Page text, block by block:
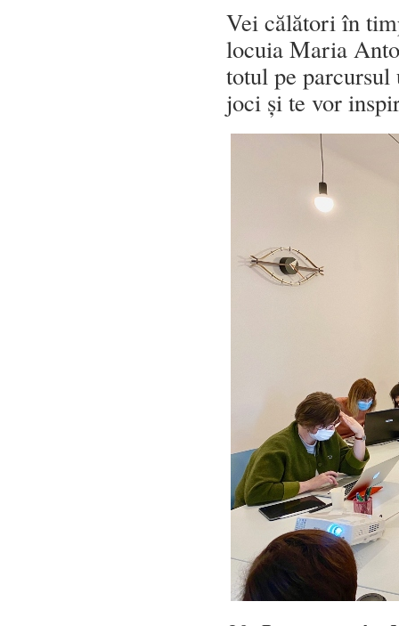
Vei călători în
locuia Maria
totul pe
joci și te vor